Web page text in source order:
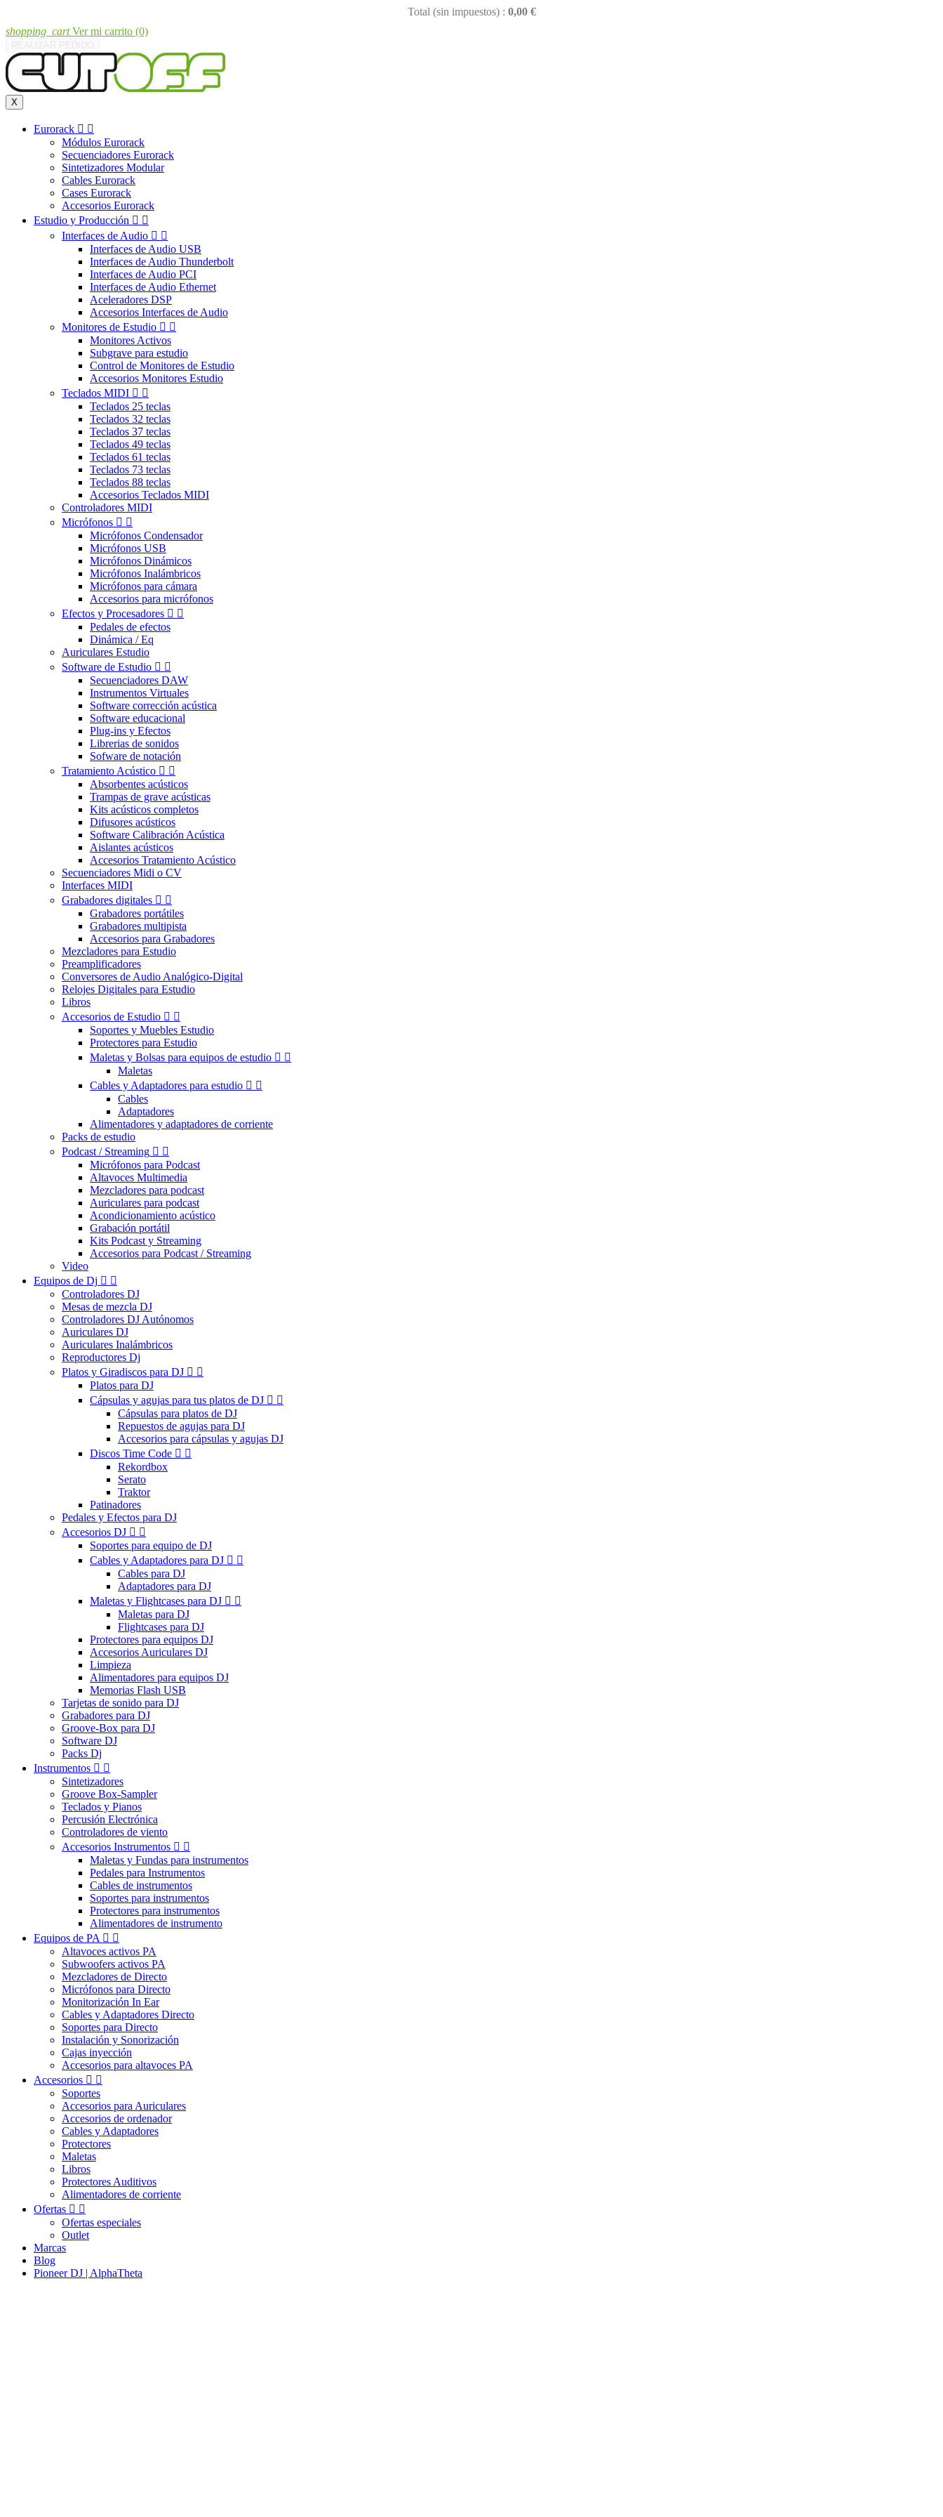
Total (sin impuestos) : 0,00 €
shopping_cart Ver mi carrito (0)
X
Eurorack  
Módulos Eurorack
Secuenciadores Eurorack
Sintetizadores Modular
Cables Eurorack
Cases Eurorack
Accesorios Eurorack
Estudio y Producción  
Interfaces de Audio  
Interfaces de Audio USB
Interfaces de Audio Thunderbolt
Interfaces de Audio PCI
Interfaces de Audio Ethernet
Aceleradores DSP
Accesorios Interfaces de Audio
Monitores de Estudio  
Monitores Activos
Subgrave para estudio
Control de Monitores de Estudio
Accesorios Monitores Estudio
Teclados MIDI  
Teclados 25 teclas
Teclados 32 teclas
Teclados 37 teclas
Teclados 49 teclas
Teclados 61 teclas
Teclados 73 teclas
Teclados 88 teclas
Accesorios Teclados MIDI
Controladores MIDI
Micrófonos  
Micrófonos Condensador
Micrófonos USB
Micrófonos Dinámicos
Micrófonos Inalámbricos
Micrófonos para cámara
Accesorios para micrófonos
Efectos y Procesadores  
Pedales de efectos
Dinámica / Eq
Auriculares Estudio
Software de Estudio  
Secuenciadores DAW
Instrumentos Virtuales
Software corrección acústica
Software educacional
Plug-ins y Efectos
Librerias de sonidos
Sofware de notación
Tratamiento Acústico  
Absorbentes acústicos
Trampas de grave acústicas
Kits acústicos completos
Difusores acústicos
Software Calibración Acústica
Aislantes acústicos
Accesorios Tratamiento Acústico
Secuenciadores Midi o CV
Interfaces MIDI
Grabadores digitales  
Grabadores portátiles
Grabadores multipista
Accesorios para Grabadores
Mezcladores para Estudio
Preamplificadores
Conversores de Audio Analógico-Digital
Relojes Digitales para Estudio
Libros
Accesorios de Estudio  
Soportes y Muebles Estudio
Protectores para Estudio
Maletas y Bolsas para equipos de estudio  
Maletas
Cables y Adaptadores para estudio  
Cables
Adaptadores
Alimentadores y adaptadores de corriente
Packs de estudio
Podcast / Streaming  
Micrófonos para Podcast
Altavoces Multimedia
Mezcladores para podcast
Auriculares para podcast
Acondicionamiento acústico
Grabación portátil
Kits Podcast y Streaming
Accesorios para Podcast / Streaming
Video
Equipos de Dj  
Controladores DJ
Mesas de mezcla DJ
Controladores DJ Autónomos
Auriculares DJ
Auriculares Inalámbricos
Reproductores Dj
Platos y Giradiscos para DJ  
Platos para DJ
Cápsulas y agujas para tus platos de DJ  
Cápsulas para platos de DJ
Repuestos de agujas para DJ
Accesorios para cápsulas y agujas DJ
Discos Time Code  
Rekordbox
Serato
Traktor
Patinadores
Pedales y Efectos para DJ
Accesorios DJ  
Soportes para equipo de DJ
Cables y Adaptadores para DJ  
Cables para DJ
Adaptadores para DJ
Maletas y Flightcases para DJ  
Maletas para DJ
Flightcases para DJ
Protectores para equipos DJ
Accesorios Auriculares DJ
Limpieza
Alimentadores para equipos DJ
Memorias Flash USB
Tarjetas de sonido para DJ
Grabadores para DJ
Groove-Box para DJ
Software DJ
Packs Dj
Instrumentos  
Sintetizadores
Groove Box-Sampler
Teclados y Pianos
Percusión Electrónica
Controladores de viento
Accesorios Instrumentos  
Maletas y Fundas para instrumentos
Pedales para Instrumentos
Cables de instrumentos
Soportes para instrumentos
Protectores para instrumentos
Alimentadores de instrumento
Equipos de PA  
Altavoces activos PA
Subwoofers activos PA
Mezcladores de Directo
Micrófonos para Directo
Monitorización In Ear
Cables y Adaptadores Directo
Soportes para Directo
Instalación y Sonorización
Cajas inyección
Accesorios para altavoces PA
Accesorios  
Soportes
Accesorios para Auriculares
Accesorios de ordenador
Cables y Adaptadores
Protectores
Maletas
Libros
Protectores Auditivos
Alimentadores de corriente
Ofertas  
Ofertas especiales
Outlet
Marcas
Blog
Pioneer DJ | AlphaTheta